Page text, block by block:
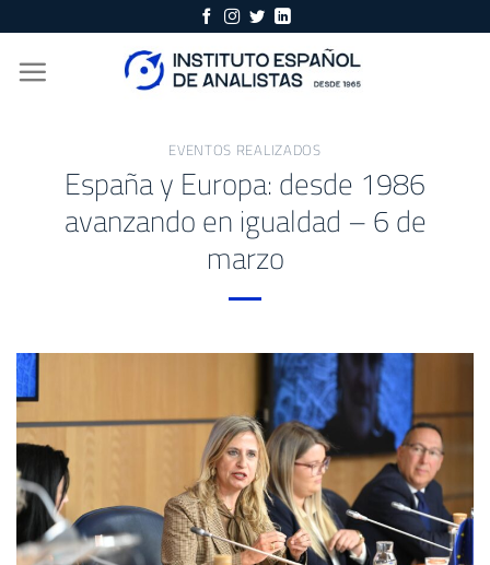
content
EVENTOS REALIZADOS
España y Europa: desde 1986
avanzando en igualdad – 6 de
marzo